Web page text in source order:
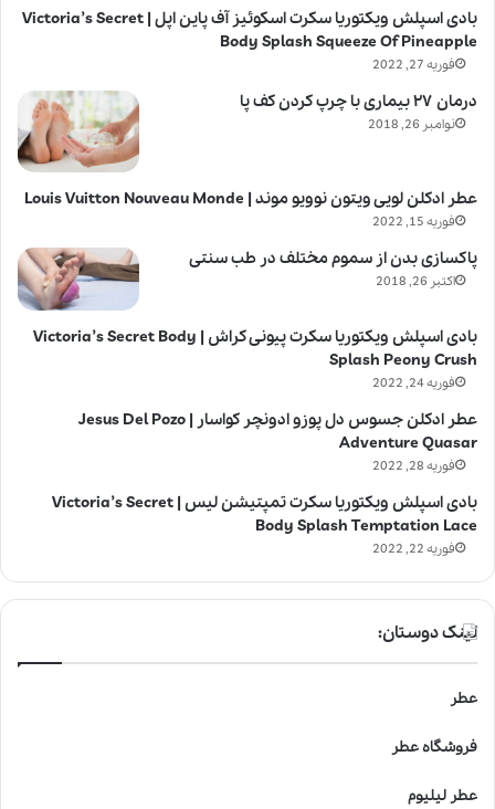
بادی اسپلش ویکتوریا سکرت اسکوئیز آف پاین اپل | Victoria’s Secret
Body Splash Squeeze Of Pineapple
فوریه 27, 2022
درمان ۲۷ بیماری با چرپ کردن کف پا
نوامبر 26, 2018
عطر ادکلن لویی ویتون نوویو موند | Louis Vuitton Nouveau Monde
فوریه 15, 2022
پاکسازی بدن از سموم مختلف در طب سنتی
اکتبر 26, 2018
بادی اسپلش ویکتوریا سکرت پیونی کراش | Victoria’s Secret Body
Splash Peony Crush
فوریه 24, 2022
عطر ادکلن جسوس دل پوزو ادونچر کواسار | Jesus Del Pozo
Adventure Quasar
فوریه 28, 2022
بادی اسپلش ویکتوریا سکرت تمپتیشن لیس | Victoria’s Secret
Body Splash Temptation Lace
فوریه 22, 2022
لینک دوستان:
عطر
فروشگاه عطر
عطر لیلیوم